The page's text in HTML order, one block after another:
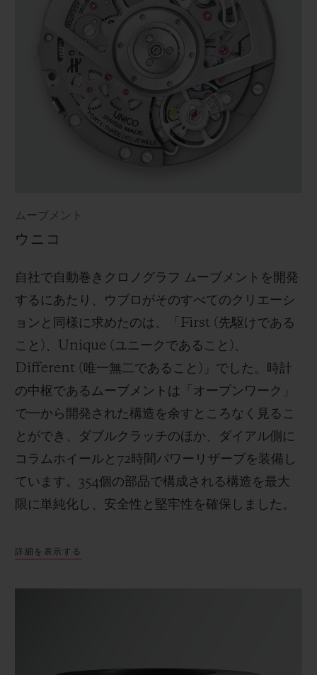
ムーブメント
ウニコ
自社で自動巻きクロノグラフ ムーブメントを開発
するにあたり、ウブロがそのすべてのクリエーシ
ョンと同様に求めたのは、「First (先駆けである
こと)、Unique (ユニークであること)、
Different (唯一無二であること)」でした。時計
の中枢であるムーブメントは「オープンワーク」
で一から開発された構造を余すところなく見るこ
とができ、ダブルクラッチのほか、ダイアル側に
コラムホイールと72時間パワーリザーブを装備し
ています。354個の部品で構成される構造を最大
限に単純化し、安全性と堅牢性を確保しました。
詳細を表示する